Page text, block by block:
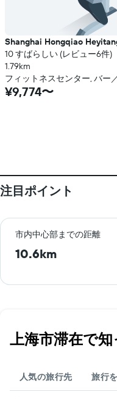
Shanghai Hongqiao
10 すばらしい (レビュー6件)
1.79km
フィットネスセンター, バー
¥9,774〜
注目ポイント
市内中心部までの距離
10.6km
上海市​滞在で
人気の旅行先 旅行